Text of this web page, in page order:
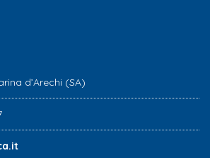
d’Arechi (SA)